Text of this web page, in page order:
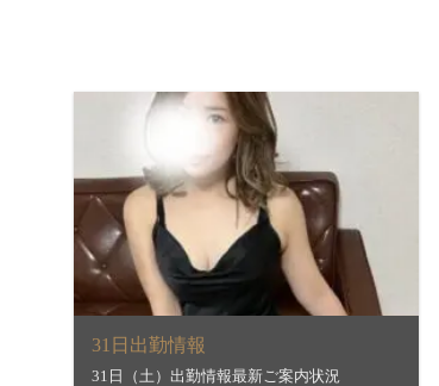
31日出勤情報
31日（土）出勤情報最新ご案内状況